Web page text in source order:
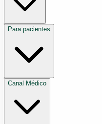
Para pacientes
Canal Médico